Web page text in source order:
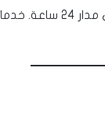
“نقدم خدمات بنشر